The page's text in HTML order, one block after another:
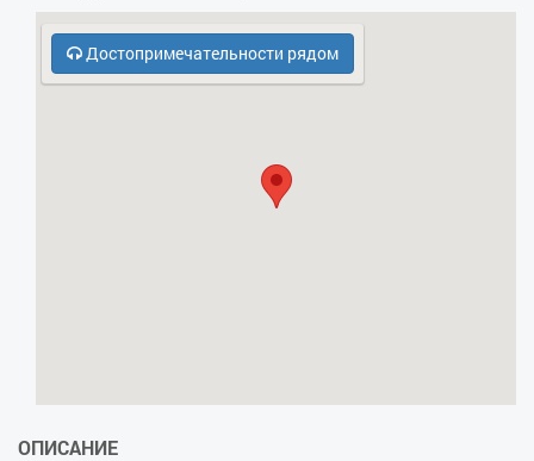
- Охрана, консьерж
Достопримечательности рядом
ОПИСАНИЕ